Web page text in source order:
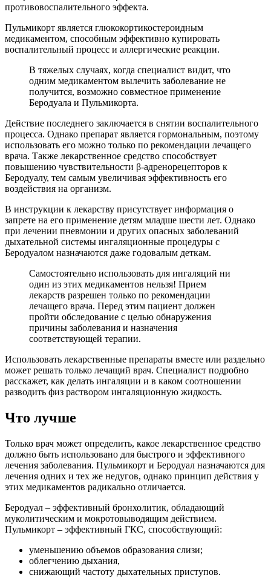
противовоспалительного эффекта.
Пульмикорт является глюкокортикостероидным
медикаментом, способным эффективно купировать
воспалительный процесс и аллергические реакции.
В тяжелых случаях, когда специалист видит, что
одним медикаментом вылечить заболевание не
получится, возможно совместное применение
Беродуала и Пульмикорта.
Действие последнего заключается в снятии воспалительного
процесса. Однако препарат является гормональным, поэтому
использовать его можно только по рекомендации лечащего
врача. Также лекарственное средство способствует
повышению чувствительности β-адренорецепторов к
Беродуалу, тем самым увеличивая эффективность его
воздействия на организм.
В инструкции к лекарству присутствует информация о
запрете на его применение детям младше шести лет. Однако
при лечении пневмонии и других опасных заболеваний
дыхательной системы ингаляционные процедуры с
Беродуалом назначаются даже годовалым деткам.
Самостоятельно использовать для ингаляций ни
один из этих медикаментов нельзя! Прием
лекарств разрешен только по рекомендации
лечащего врача. Перед этим пациент должен
пройти обследование с целью обнаружения
причины заболевания и назначения
соответствующей терапии.
Использовать лекарственные препараты вместе или раздельно
может решать только лечащий врач. Специалист подробно
расскажет, как делать ингаляции и в каком соотношении
разводить физ раствором ингаляционную жидкость.
Что лучше
Только врач может определить, какое лекарственное средство
должно быть использовано для быстрого и эффективного
лечения заболевания. Пульмикорт и Беродуал назначаются для
лечения одних и тех же недугов, однако принцип действия у
этих медикаментов радикально отличается.
Беродуал – эффективный бронхолитик, обладающий
муколитическим и мокротовыводящим действием.
Пульмикорт – эффективный ГКС, способствующий:
уменьшению объемов образования слизи;
облегчению дыхания,
снижающий частоту дыхательных приступов.